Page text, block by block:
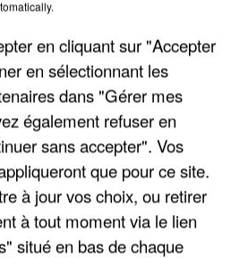
DE LA DZ MAFIA
en cliquant sur "Accepter
en sélectionnant les
dans "Gérer mes
également refuser en
sans accepter". Vos
que pour ce site.
à jour vos choix, ou retirer
à tout moment via le lien
situé en bas de chaque